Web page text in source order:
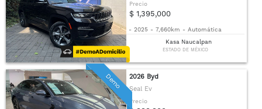
Precio
$ 1,395,000
- 2025 - 7,660km - Automática
Kasa Naucalpan
ESTADO DE MÉXICO
Demo
2026 Byd
Seal Ev
Precio